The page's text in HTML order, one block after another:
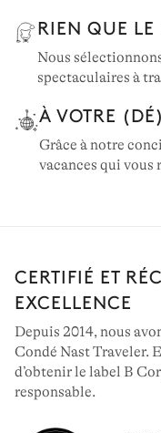
RIEN QUE LE
Nous
spectaculaires à
À VOTRE
Grâce à notre
vacances qui vous
CERTIFIÉ ET
EXCELLENCE
Depuis 2014, nous
Condé Nast Traveler.
d’obtenir le label B
responsable.